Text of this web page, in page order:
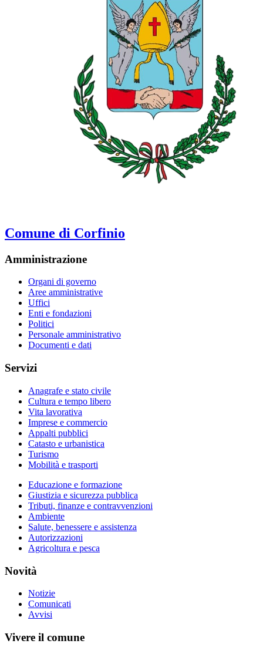
Comune di Corfinio
Amministrazione
Organi di governo
Aree amministrative
Uffici
Enti e fondazioni
Politici
Personale amministrativo
Documenti e dati
Servizi
Anagrafe e stato civile
Cultura e tempo libero
Vita lavorativa
Imprese e commercio
Appalti pubblici
Catasto e urbanistica
Turismo
Mobilità e trasporti
Educazione e formazione
Giustizia e sicurezza pubblica
Tributi, finanze e contravvenzioni
Ambiente
Salute, benessere e assistenza
Autorizzazioni
Agricoltura e pesca
Novità
Notizie
Comunicati
Avvisi
Vivere il comune